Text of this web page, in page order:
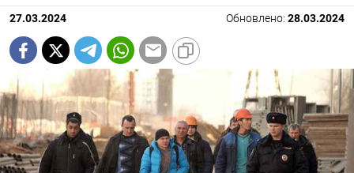
27.03.2024 Обновлено: 28.03.2024